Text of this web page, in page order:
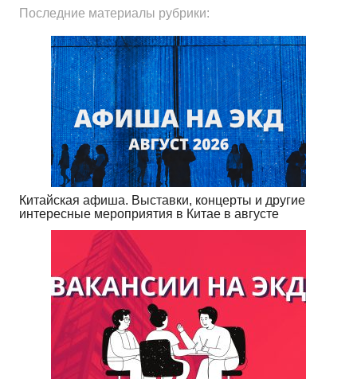
Последние материалы рубрики:
Китайская афиша. Выставки, концерты и другие
интересные мероприятия в Китае в августе